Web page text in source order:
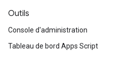
Outils
Console d'administration
Tableau de bord Apps Script